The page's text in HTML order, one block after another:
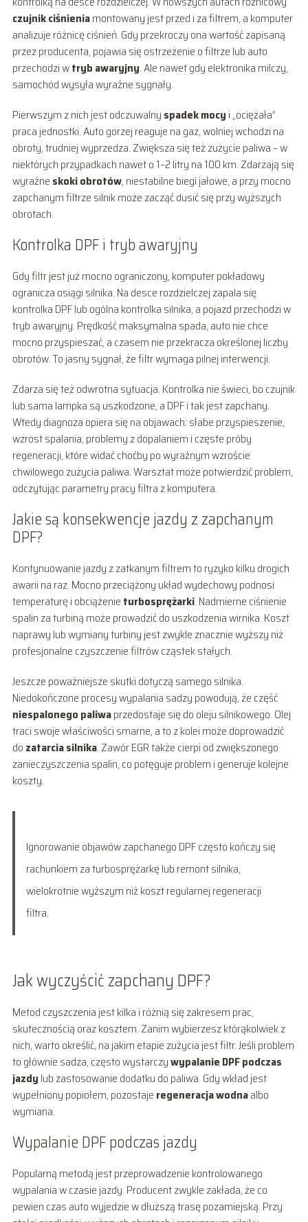
czujnik ciśnieniamontowany jest przed i za filtrem, a komputer
analizuje różnicę ciśnień. Gdy przekroczy ona wartość zapisaną
przez producenta, pojawia się ostrzeżenie o filtrze lub auto
przechodzi wtryb awaryjny. Ale nawet gdy elektronika milczy,
samochód wysyła wyraźne sygnały.
Pierwszym z nich jest odczuwalny spadek mocy i „ociężała”
praca jednostki. Auto gorzej reaguje na gaz, wolniej wchodzi na
obroty, trudniej wyprzedza. Zwiększa się też zużycie paliwa – w
niektórych przypadkach nawet o 1–2 litry na 100 km. Zdarzają się
wyraźne skoki obrotów, niestabilne biegi jałowe, a przy mocno
zapchanym filtrze silnik może zacząć dusić się przy wyższych
obrotach.
Kontrolka DPF i tryb awaryjny
Gdy filtr jest już mocno ograniczony, komputer pokładowy
ogranicza osiągi silnika. Na desce rozdzielczej zapala się
kontrolka DPF lub ogólna kontrolka silnika, a pojazd przechodzi w
tryb awaryjny. Prędkość maksymalna spada, auto nie chce
mocno przyspieszać, a czasem nie przekracza określonej liczby
obrotów. To jasny sygnał, że filtr wymaga pilnej interwencji.
Zdarza się też odwrotna sytuacja. Kontrolka nie świeci, bo czujnik
lub sama lampka są uszkodzone, a DPF i tak jest zapchany.
Wtedy diagnoza opiera się na objawach: słabe przyspieszenie,
wzrost spalania, problemy z dopalaniem i częste próby
regeneracji, które widać choćby po wyraźnym wzroście
chwilowego zużycia paliwa. Warsztat może potwierdzić problem,
odczytując parametry pracy filtra z komputera.
Jakie są konsekwencje jazdy z zapchanym
DPF?
Kontynuowanie jazdy z zatkanym filtrem to ryzyko kilku drogich
awarii na raz. Mocno przeciążony układ wydechowy podnosi
temperaturę i obciążenie turbosprężarki. Nadmierne ciśnienie
spalin za turbiną może prowadzić do uszkodzenia wirnika. Koszt
naprawy lub wymiany turbiny jest zwykle znacznie wyższy niż
profesjonalne czyszczenie filtrów cząstek stałych.
Jeszcze poważniejsze skutki dotyczą samego silnika.
Niedokończone procesy wypalania sadzy powodują, że część
niespalonego paliwaprzedostaje się do oleju silnikowego. Olej
traci swoje właściwości smarne, a to z kolei może doprowadzić
do zatarcia silnika. Zawór EGR także cierpi od zwiększonego
zanieczyszczenia spalin, co potęguje problem i generuje kolejne
koszty.
Ignorowanie objawów zapchanego DPF często kończy się
rachunkiem za turbosprężarkę lub remont silnika,
wielokrotnie wyższym niż koszt regularnej regeneracji
filtra.
Jak wyczyścić zapchany DPF?
Metod czyszczenia jest kilka i różnią się zakresem prac,
skutecznością oraz kosztem. Zanim wybierzesz którąkolwiek z
nich, warto określić, na jakim etapie zużycia jest filtr. Jeśli problem
to głównie sadza, często wystarczywypalanie DPF podczas
jazdy lub zastosowanie dodatku do paliwa. Gdy wkład jest
wypełniony popiołem, pozostaje regeneracja wodnaalbo
wymiana.
Wypalanie DPF podczas jazdy
Popularną metodą jest przeprowadzenie kontrolowanego
wypalania w czasie jazdy. Producent zwykle zakłada, że co
pewien czas auto wyjedzie w dłuższą trasę pozamiejską. Przy